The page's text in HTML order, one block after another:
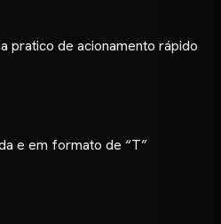
pratico de acionamento rápido
e em formato de “T”